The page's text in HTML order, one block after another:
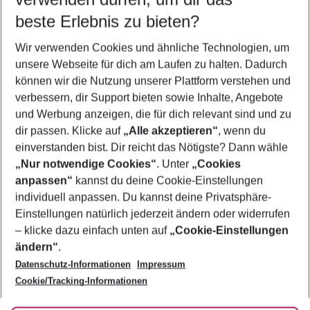
5-8 Nächte
2 Erwachsene Keine Kinder
Mehr Filter anzeigen
Footer
Footer navigation
Über uns
AGB
Bestpreisgarantie
Cookie-Einstellungen ändern
Cookie-Richtlinie
Agenturbetreuung
Barrierefreies Reisen
Folge uns
beste Erlebnis zu bieten?
Wir verwenden Cookies und ähnliche Technologien, um
unsere Webseite für dich am Laufen zu halten. Dadurch
können wir die Nutzung unserer Plattform verstehen und
verbessern, dir Support bieten sowie Inhalte, Angebote
und Werbung anzeigen, die für dich relevant sind und zu
dir passen. Klicke auf „Alle akzeptieren“, wenn du
einverstanden bist. Dir reicht das Nötigste? Dann wähle
„Nur notwendige Cookies“. Unter „Cookies
anpassen“ kannst du deine Cookie-Einstellungen
individuell anpassen. Du kannst deine Privatsphäre-
Einstellungen natürlich jederzeit ändern oder widerrufen
– klicke dazu einfach unten auf „Cookie-Einstellungen
ändern“.
Datenschutz-Informationen
Impressum
Cookie/Tracking-Informationen